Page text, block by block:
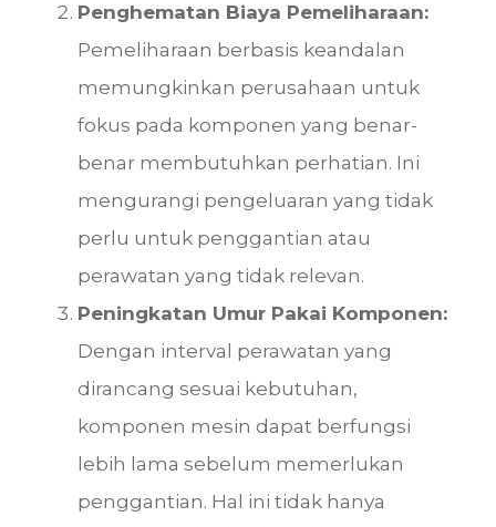
Penghematan Biaya Pemeliharaan:
Pemeliharaan berbasis keandalan
memungkinkan perusahaan untuk
fokus pada komponen yang benar-
benar membutuhkan perhatian. Ini
mengurangi pengeluaran yang tidak
perlu untuk penggantian atau
perawatan yang tidak relevan.
Peningkatan Umur Pakai Komponen:
Dengan interval perawatan yang
dirancang sesuai kebutuhan,
komponen mesin dapat berfungsi
lebih lama sebelum memerlukan
penggantian. Hal ini tidak hanya